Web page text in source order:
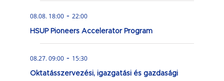
08.08. 18:00 - 22:00
HSUP Pioneers Accelerator Program
08.27. 09:00 - 15:30
Oktatásszervezési, igazgatási és gazdasági